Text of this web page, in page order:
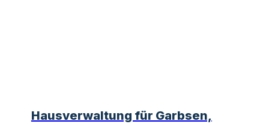
Hausverwaltung für Garbsen,